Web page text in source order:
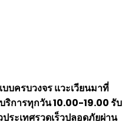
ครบวงจร แวะเวียนมาที่
การทุกวัน 10.00-19.00 รับ
ระเทศรวดเร็วปลอดภัยผ่าน